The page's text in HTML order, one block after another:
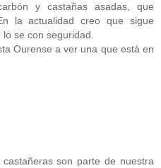
y castañas asadas, que
la actualidad creo que sigue
se con seguridad.
Ourense a ver una que está en
son parte de nuestra